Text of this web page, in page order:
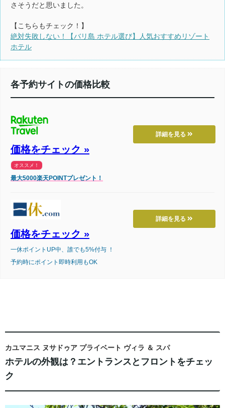
さそうだと思いました。
【こちらもチェック！】
絶対失敗しない！【バリ島 ホテル選び】人気おすすめリゾート
ホテル
各予約サイトの価格比較
詳細を見る
価格をチェック »
オススメ！
最大5000楽天POINTプレゼント！
詳細を見る
価格をチェック »
一休ポイントUP中、誰でも5%付与 ！
予約時にポイント即時利用もOK
カユマニス ヌサドゥア プライベート ヴィラ ＆ スパ
ホテルの外観は？エントランスとフロントをチェッ
ク